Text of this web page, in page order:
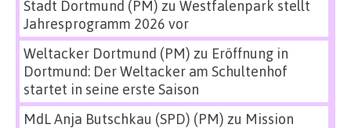
Stadt Dortmund (PM) zu Westfalenpark stellt
Jahresprogramm 2026 vor
Weltacker Dortmund (PM) zu Eröffnung in
Dortmund: Der Weltacker am Schultenhof
startet in seine erste Saison
MdL Anja Butschkau (SPD) (PM) zu Mission